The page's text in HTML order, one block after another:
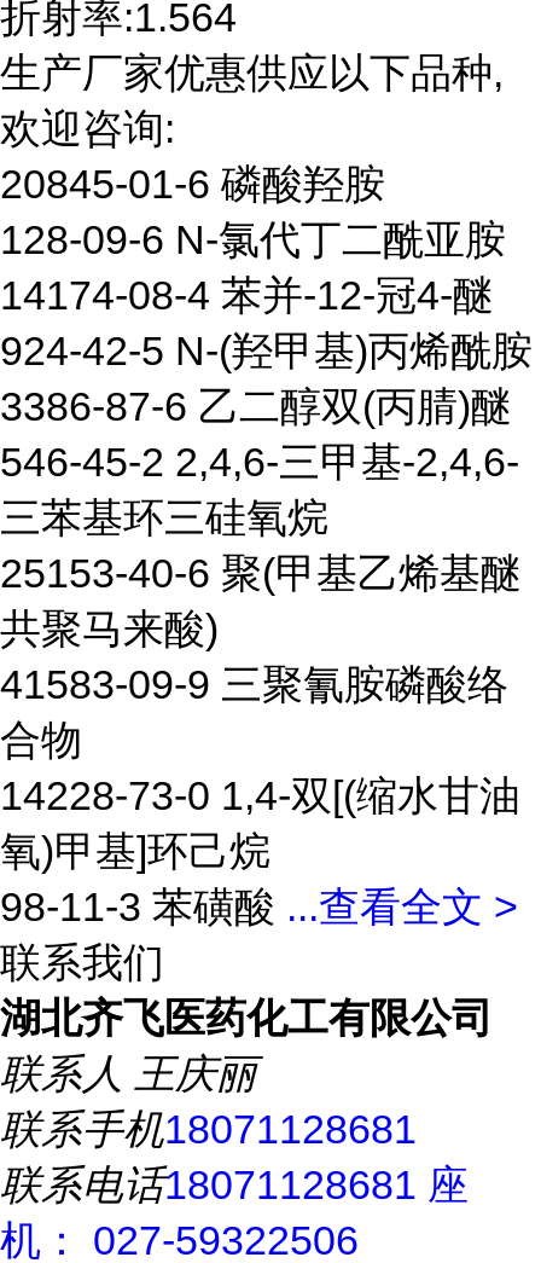
折射率:1.564
生产厂家优惠供应以下品种,
欢迎咨询:
20845-01-6 磷酸羟胺
128-09-6 N-氯代丁二酰亚胺
14174-08-4 苯并-12-冠4-醚
924-42-5 N-(羟甲基)丙烯酰胺
3386-87-6 乙二醇双(丙腈)醚
546-45-2 2,4,6-三甲基-2,4,6-
三苯基环三硅氧烷
25153-40-6 聚(甲基乙烯基醚
共聚马来酸)
41583-09-9 三聚氰胺磷酸络
合物
14228-73-0 1,4-双[(缩水甘油
氧)甲基]环己烷
98-11-3 苯磺酸 ...查看全文 >
联系我们
湖北齐飞医药化工有限公司
联系人 王庆丽
联系手机18071128681
联系电话18071128681 座
机： 027-59322506